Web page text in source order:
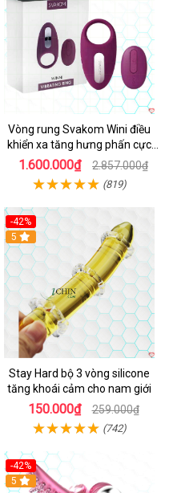
Vòng rung Svakom Wini điều
khiển xa tăng hưng phấn cực
đỉnh
1.600.000₫ 2.857.000₫
(819)
-42%
5
Stay Hard bộ 3 vòng silicone
tăng khoái cảm cho nam giới
150.000₫ 259.000₫
(742)
-42%
5